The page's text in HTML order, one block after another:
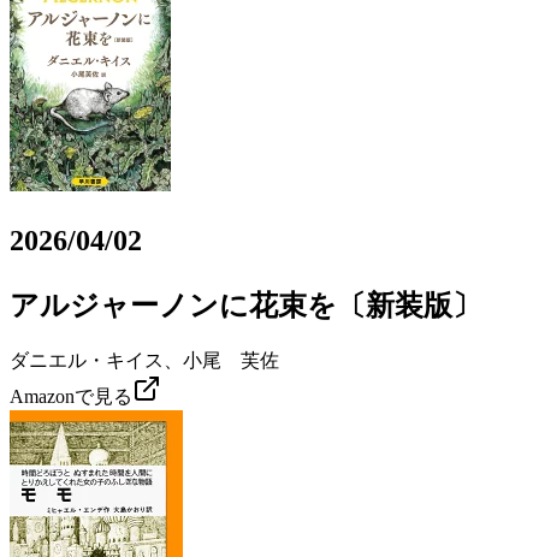
2026/04/02
アルジャーノンに花束を〔新装版〕
ダニエル・キイス、小尾 芙佐
Amazonで見る